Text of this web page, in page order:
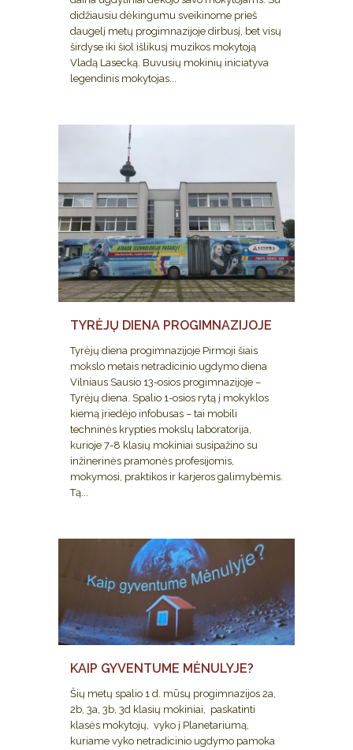
didžiausiu dėkingumu sveikinome prieš
daugelį metų progimnazijoje dirbusį, bet visų
širdyse iki šiol išlikusį muzikos mokytoją
Vladą Lasecką. Buvusių mokinių iniciatyva
legendinis mokytojas...
TYRĖJŲ DIENA PROGIMNAZIJOJE
Tyrėjų diena progimnazijoje Pirmoji šiais
mokslo metais netradicinio ugdymo diena
Vilniaus Sausio 13-osios progimnazijoje –
Tyrėjų diena. Spalio 1-osios rytą į mokyklos
kiemą įriedėjo infobusas – tai mobili
techninės krypties mokslų laboratorija,
kurioje 7-8 klasių mokiniai susipažino su
inžinerinės pramonės profesijomis,
mokymosi, praktikos ir karjeros galimybėmis.
Tą...
KAIP GYVENTUME MĖNULYJE?
Šių metų spalio 1 d. mūsų progimnazijos 2a,
2b, 3a, 3b, 3d klasių mokiniai, paskatinti
klasės mokytojų, vyko į Planetariumą,
kuriame vyko netradicinio ugdymo pamoka